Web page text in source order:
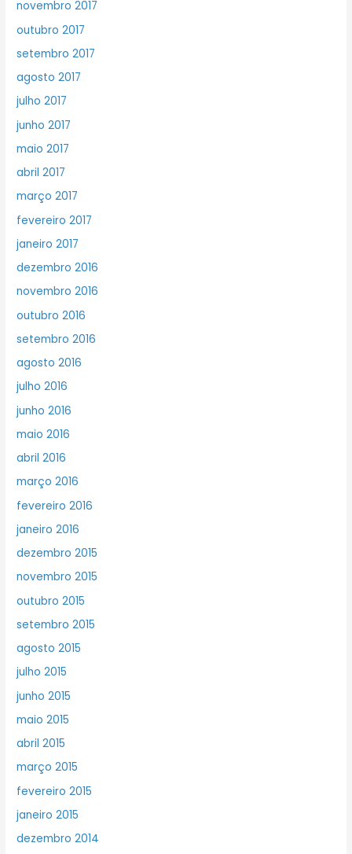
novembro 2017
outubro 2017
setembro 2017
agosto 2017
julho 2017
junho 2017
maio 2017
abril 2017
março 2017
fevereiro 2017
janeiro 2017
dezembro 2016
novembro 2016
outubro 2016
setembro 2016
agosto 2016
julho 2016
junho 2016
maio 2016
abril 2016
março 2016
fevereiro 2016
janeiro 2016
dezembro 2015
novembro 2015
outubro 2015
setembro 2015
agosto 2015
julho 2015
junho 2015
maio 2015
abril 2015
março 2015
fevereiro 2015
janeiro 2015
dezembro 2014